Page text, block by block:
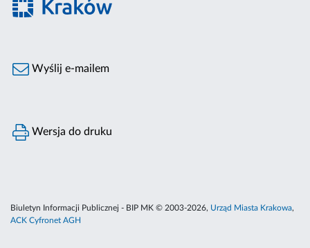
Wyślij e-mailem
Wersja do druku
Biuletyn Informacji Publicznej - BIP MK © 2003-2026, Urząd Miasta Krakowa,
ACK Cyfronet AGH